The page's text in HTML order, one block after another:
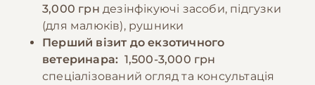
3,000 грн дезінфікуючі засоби, підгузки
(для малюків), рушники
Перший візит до екзотичного
ветеринара: 1,500-3,000 грн
спеціалізований огляд та консультація